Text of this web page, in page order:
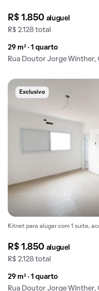
R$ 1.850 aluguel
R$ 2.128 total
29 m² · 1 quarto
Rua Doutor Jorge Winther,
Exclusivo
Kitnet para alugar com 1 suíte,
R$ 1.850 aluguel
R$ 2.128 total
29 m² · 1 quarto
Rua Doutor Jorge Winther,